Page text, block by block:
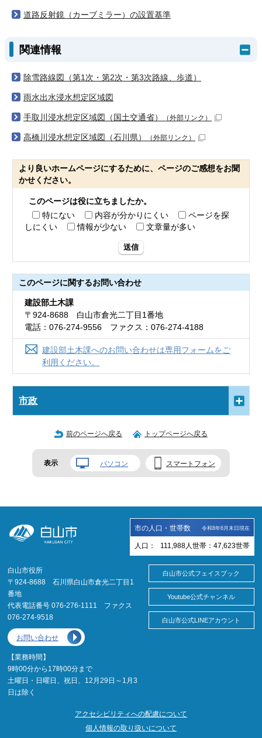
道路反射鏡（カーブミラー）の設置基準
関連情報
除雪路線図（第1次・第2次・第3次路線、歩道）
雨水出水浸水想定区域図
手取川浸水想定区域図（国土交通省） （外部リンク）
高橋川浸水想定区域図（石川県） （外部リンク）
より良いホームページにするために、ページのご感想をお聞
かせください。
このページは役に立ちましたか。
特にない
内容が分かりにくい
ページを探
しにくい
情報が少ない 文章量が多い
送信
このページに関するお問い合わせ
建設部土木課
〒924-8688 白山市倉光二丁目1番地
電話：076-274-9556 ファクス：076-274-4188
建設部土木課へのお問い合わせは専用フォームをご
利用ください。
市政
前のページへ戻る トップページへ戻る
表示 パソコン スマートフォン
市の人口・世帯数 令和8年6月末日現在
人口： 111,988 人 世帯： 47,623世帯
白山市役所
〒924-8688 石川県白山市倉光二丁目1
番地
代表電話番号 076-276-1111 ファクス
076-274-9518
お問い合わせ
【業務時間】
9時00分から17時00分まで
土曜日・日曜日、祝日、12月29日～1月3
日は除く
白山市公式フェイスブック
Youtube公式チャンネル
白山市公式LINEアカウント
アクセシビリティへの配慮について
個人情報の取り扱いについて